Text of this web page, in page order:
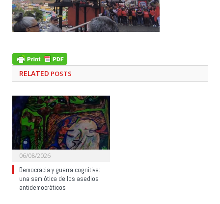
RELATED POSTS
06/08/2026
Democracia y guerra cognitiva:
una semiótica de los asedios
antidemocráticos